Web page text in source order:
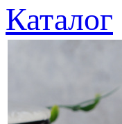
Каталог